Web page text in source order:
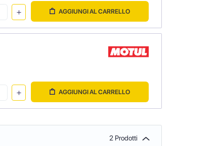
AGGIUNGI AL CARRELLO
AGGIUNGI AL CARRELLO
2 Prodotti